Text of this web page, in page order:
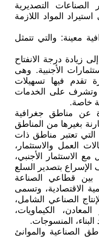
الصناعات التصديرية
المواد اللازمة
معينة: والتي تتمثل
زيادة درجة الانفتاح
الأجنبية. وهى
فيها تسهيلات
وتشرف على الخدمات
خاصة.
عن مناطق جغرافية
بغيرها من المناطق
التي تعتبر مناطق ذات
العمل والاستثمار،
الاستثمار الأجنبي،
الإسراع بتصدير السلع
بين قطاعي الصناعة
الاقتصادية، وتسمى
الصناعي الشامل،
الكيماويات،
المنسوجات.
الصناعية والموانئ